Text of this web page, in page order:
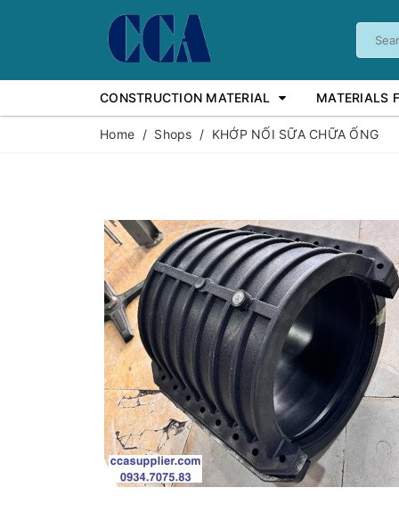
CONSTRUCTION MATERIAL MATERIALS
Home / Shops / KHỚP NỐI SỮA CHỮA ỐNG